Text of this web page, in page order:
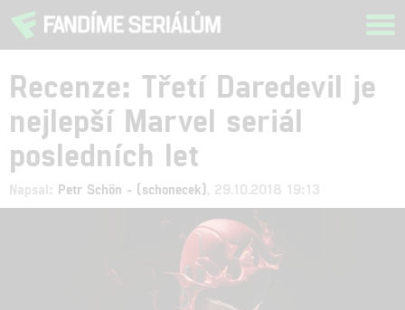
Recenze: Třetí Daredevil je
nejlepší Marvel seriál
posledních let
Napsal: Petr Schön - (schonecek) , 29.10.2018 19:13